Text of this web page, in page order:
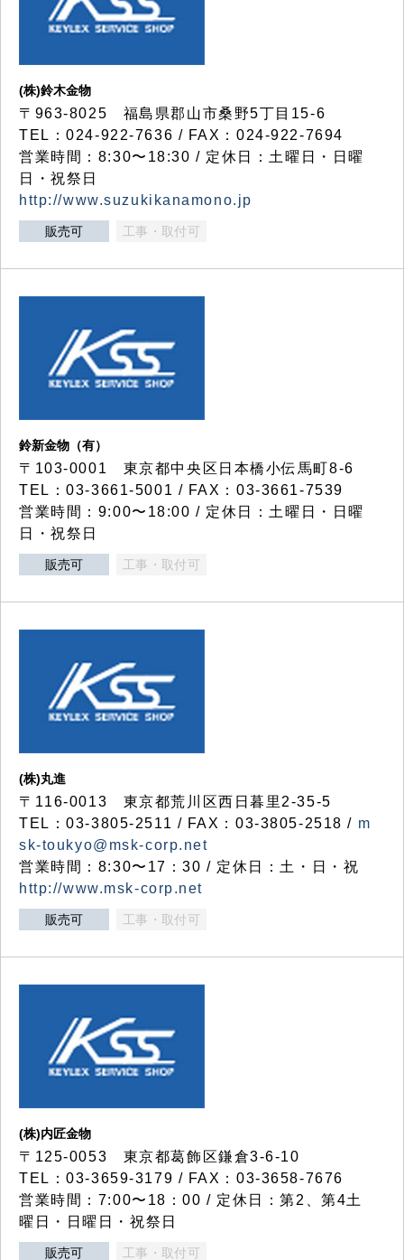
(株)鈴木金物
〒963-8025 福島県郡山市桑野5丁目15-6
TEL：024-922-7636 / FAX：024-922-7694
営業時間：8:30〜18:30 / 定休日：土曜日・日曜
日・祝祭日
http://www.suzukikanamono.jp
販売可 工事・取付可
鈴新金物（有）
〒103-0001 東京都中央区日本橋小伝馬町8-6
TEL：03-3661-5001 / FAX：03-3661-7539
営業時間：9:00〜18:00 / 定休日：土曜日・日曜
日・祝祭日
販売可 工事・取付可
(株)丸進
〒116-0013 東京都荒川区西日暮里2-35-5
TEL：03-3805-2511 / FAX：03-3805-2518 / m
sk-toukyo@msk-corp.net
営業時間：8:30〜17：30 / 定休日：土・日・祝
http://www.msk-corp.net
販売可 工事・取付可
(株)内匠金物
〒125-0053 東京都葛飾区鎌倉3-6-10
TEL：03-3659-3179 / FAX：03-3658-7676
営業時間：7:00〜18：00 / 定休日：第2、第4土
曜日・日曜日・祝祭日
販売可 工事・取付可